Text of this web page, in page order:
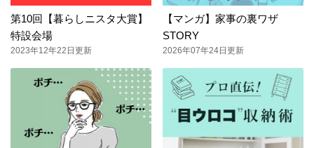
第10回【暮らしニスタ大賞】
特設会場
2023年12年22日更新
【マンガ】家事の裏ワザ
STORY
2026年07年24日更新